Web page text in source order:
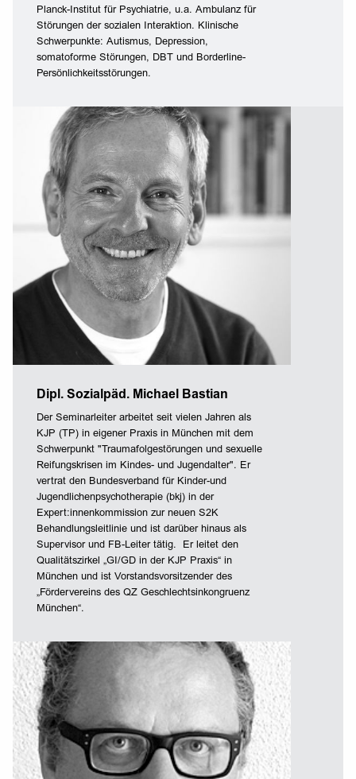
Planck-Institut für Psychiatrie, u.a. Ambulanz für
Störungen der sozialen Interaktion. Klinische
Schwerpunkte: Autismus, Depression,
somatoforme Störungen, DBT und Borderline-
Persönlichkeitsstörungen.
Dipl. Sozialpäd. Michael Bastian
Der Seminarleiter arbeitet seit vielen Jahren als
KJP (TP) in eigener Praxis in München mit dem
Schwerpunkt "Traumafolgestörungen und sexuelle
Reifungskrisen im Kindes- und Jugendalter". Er
vertrat den Bundesverband für Kinder-und
Jugendlichenpsychotherapie (bkj) in der
Expert:innenkommission zur neuen S2K
Behandlungsleitlinie und ist darüber hinaus als
Supervisor und FB-Leiter tätig. Er leitet den
Qualitätszirkel „GI/GD in der KJP Praxis“ in
München und ist Vorstandsvorsitzender des
„Fördervereins des QZ Geschlechtsinkongruenz
München“.